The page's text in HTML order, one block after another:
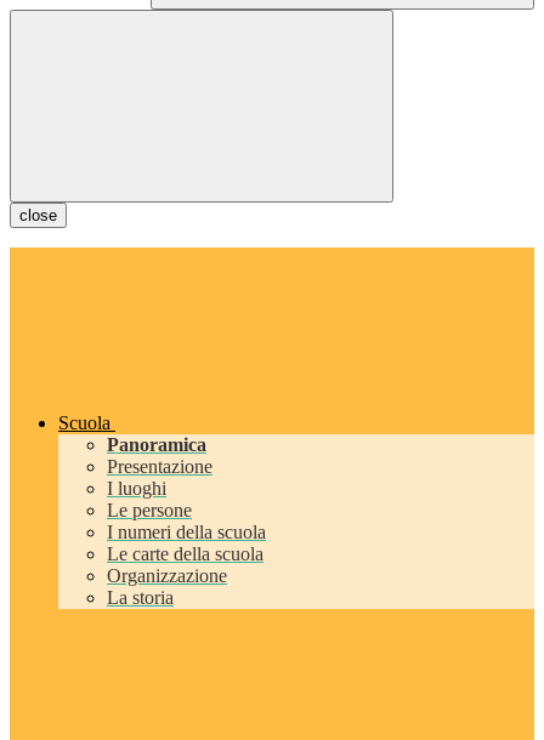
close
Scuola
Panoramica
Presentazione
I luoghi
Le persone
I numeri della scuola
Le carte della scuola
Organizzazione
La storia